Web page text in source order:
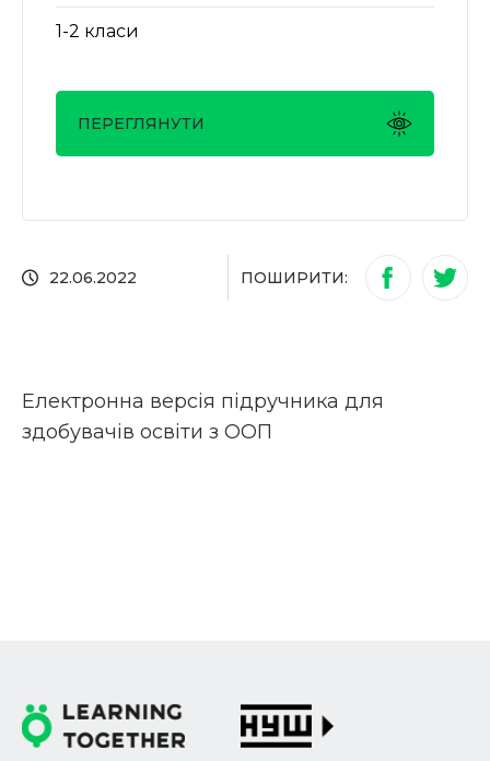
22.06.2022 ПОШИРИТИ:
Електронна версія підручника для
здобувачів освіти з ООП
1-2 класи
ПЕРЕГЛЯНУТИ